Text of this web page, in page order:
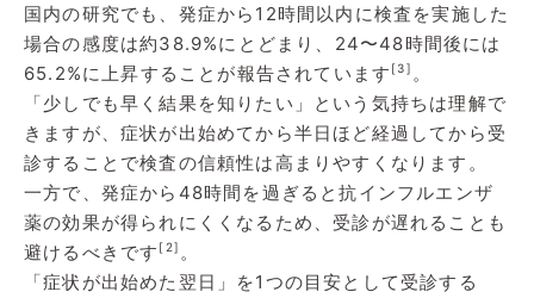
国内の研究でも、発症から12時間以内に検査を実施した
場合の感度は約38.9%にとどまり、24〜48時間後には
65.2%に上昇することが報告されています [3] 。
「少しでも早く結果を知りたい」という気持ちは理解で
きますが、症状が出始めてから半日ほど経過してから受
診することで検査の信頼性は高まりやすくなります。
一方で、発症から48時間を過ぎると抗インフルエンザ
薬の効果が得られにくくなるため、受診が遅れることも
避けるべきです [2] 。
「症状が出始めた翌日」を1つの目安として受診する